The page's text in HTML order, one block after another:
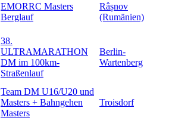
EMORRC Masters
Berglauf
Râșnov
(Rumänien)
38.
ULTRAMARATHON
DM im 100km-
Straßenlauf
Berlin-
Wartenberg
Team DM U16/U20 und
Masters + Bahngehen
Masters
Troisdorf